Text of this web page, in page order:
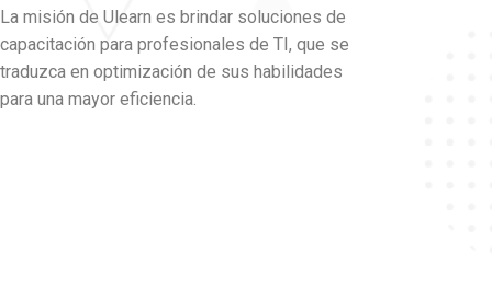
La misión de Ulearn es brindar soluciones de
capacitación para profesionales de TI, que se
traduzca en optimización de sus habilidades
para una mayor eficiencia.